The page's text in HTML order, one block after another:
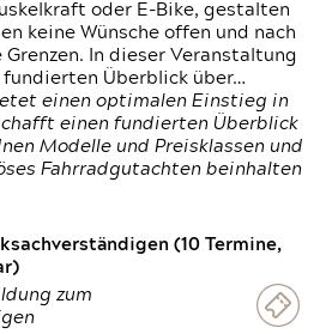
oder E-Bike, gestalten
keine Wünsche offen und nach
In dieser Veranstaltung
Überblick über…
einen optimalen Einstieg in
einen fundierten Überblick
Modelle und Preisklassen und
Fahrradgutachten beinhalten
(10 Termine,
zum